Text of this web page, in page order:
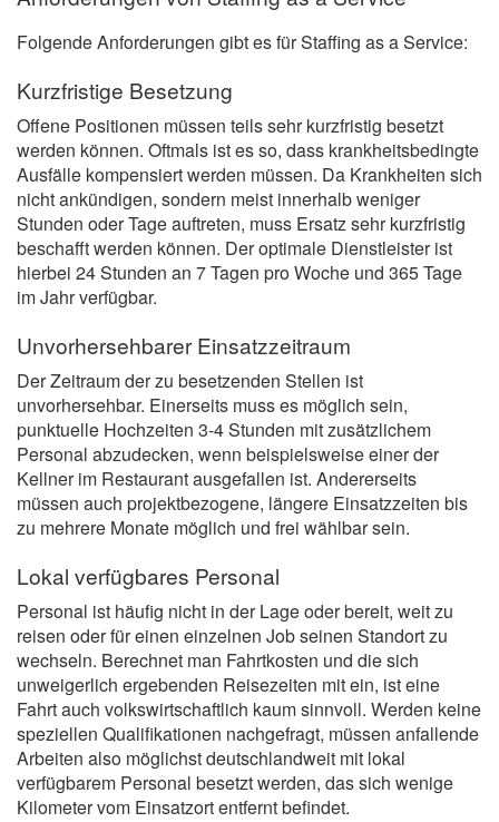
Folgende Anforderungen gibt es für Staffing as a Service:
Kurzfristige Besetzung
Offene Positionen müssen teils sehr kurzfristig besetzt
werden können. Oftmals ist es so, dass krankheitsbedingte
Ausfälle kompensiert werden müssen. Da Krankheiten sich
nicht ankündigen, sondern meist innerhalb weniger
Stunden oder Tage auftreten, muss Ersatz sehr kurzfristig
beschafft werden können. Der optimale Dienstleister ist
hierbei 24 Stunden an 7 Tagen pro Woche und 365 Tage
im Jahr verfügbar.
Unvorhersehbarer Einsatzzeitraum
Der Zeitraum der zu besetzenden Stellen ist
unvorhersehbar. Einerseits muss es möglich sein,
punktuelle Hochzeiten 3-4 Stunden mit zusätzlichem
Personal abzudecken, wenn beispielsweise einer der
Kellner im Restaurant ausgefallen ist. Andererseits
müssen auch projektbezogene, längere Einsatzzeiten bis
zu mehrere Monate möglich und frei wählbar sein.
Lokal verfügbares Personal
Personal ist häufig nicht in der Lage oder bereit, weit zu
reisen oder für einen einzelnen Job seinen Standort zu
wechseln. Berechnet man Fahrtkosten und die sich
unweigerlich ergebenden Reisezeiten mit ein, ist eine
Fahrt auch volkswirtschaftlich kaum sinnvoll. Werden keine
speziellen Qualifikationen nachgefragt, müssen anfallende
Arbeiten also möglichst deutschlandweit mit lokal
verfügbarem Personal besetzt werden, das sich wenige
Kilometer vom Einsatzort entfernt befindet.